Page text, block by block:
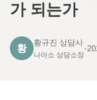
가 되는가
황
황규진 상담사
나아소 상담소장
•